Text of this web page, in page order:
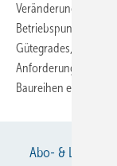
Veränderungen an
Betriebspunkte
Gütegrades,
Anforderungen zu
Baureihen
Abo- &